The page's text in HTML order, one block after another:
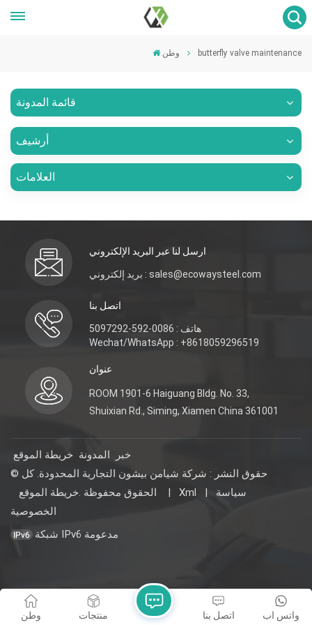
وطن butterfly valve maintenance
قائمة المدونة
أرشيف
العلامات
ارسل لنا عبر البريد الإلكتروني
بريد إلكتروني : sales@ecowaysteel.com
اتصل بنا
هاتف : 0086-592-5097292
Wechat/WhatsApp : +8618059296519
عنوان
ROOM 1901-6 Haiguang Bldg. No. 33,
Shuixian Rd., Siming, Xiamen China 361001
خريطة الموقع المدونة
خبر
© حقوق النشر : شركة شيامن بيشون التجارية المحدودة. كل
الحقوق محفوظة .
| Xml |
سياسة
الخصوصية
شبكة IPv6 مدعومة
وطن منتجات واتس اب اتصل بنا